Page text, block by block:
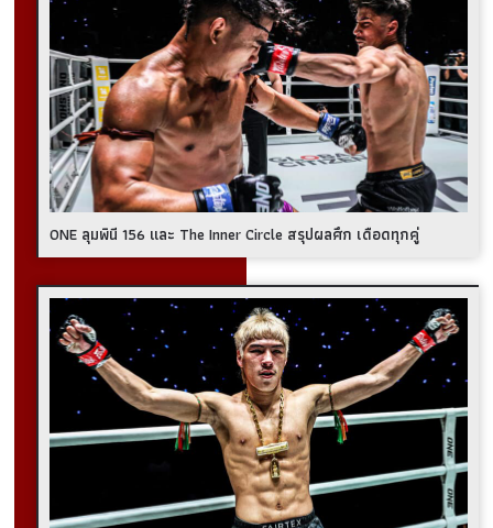
ONE ลุมพินี 156 และ The Inner Circle สรุปผลศึก เดือดทุกคู่